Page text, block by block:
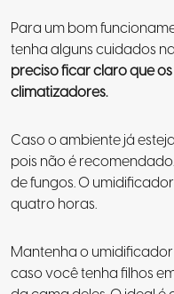
Para um bom
tenha alguns cuidados
preciso ficar claro que
climatizadores.
Caso o ambiente já
pois não é
de fungos. O
quatro horas.
Mantenha o
caso você tenha filhos